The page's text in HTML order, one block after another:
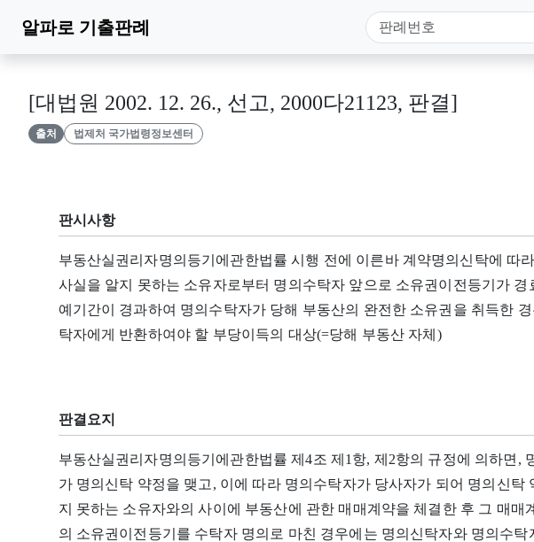
알파로 기출판례
[대법원 2002. 12. 26., 선고, 2000다21123, 판결]
출처 법제처 국가법령정보센터
판시사항
부동산실권리자명의등기에관한법률 시행 전에 이른바 계약명의신탁에 따
사실을 알지 못하는 소유자로부터 명의수탁자 앞으로 소유권이전등기가 경
예기간이 경과하여 명의수탁자가 당해 부동산의 완전한 소유권을 취득한
탁자에게 반환하여야 할 부당이득의 대상(=당해 부동산 자체)
판결요지
부동산실권리자명의등기에관한법률 제4조 제1항, 제2항의 규정에 의하면,
가 명의신탁 약정을 맺고, 이에 따라 명의수탁자가 당사자가 되어 명의신탁
지 못하는 소유자와의 사이에 부동산에 관한 매매계약을 체결한 후 그 매매
의 소유권이전등기를 수탁자 명의로 마친 경우에는 명의신탁자와 명의수탁